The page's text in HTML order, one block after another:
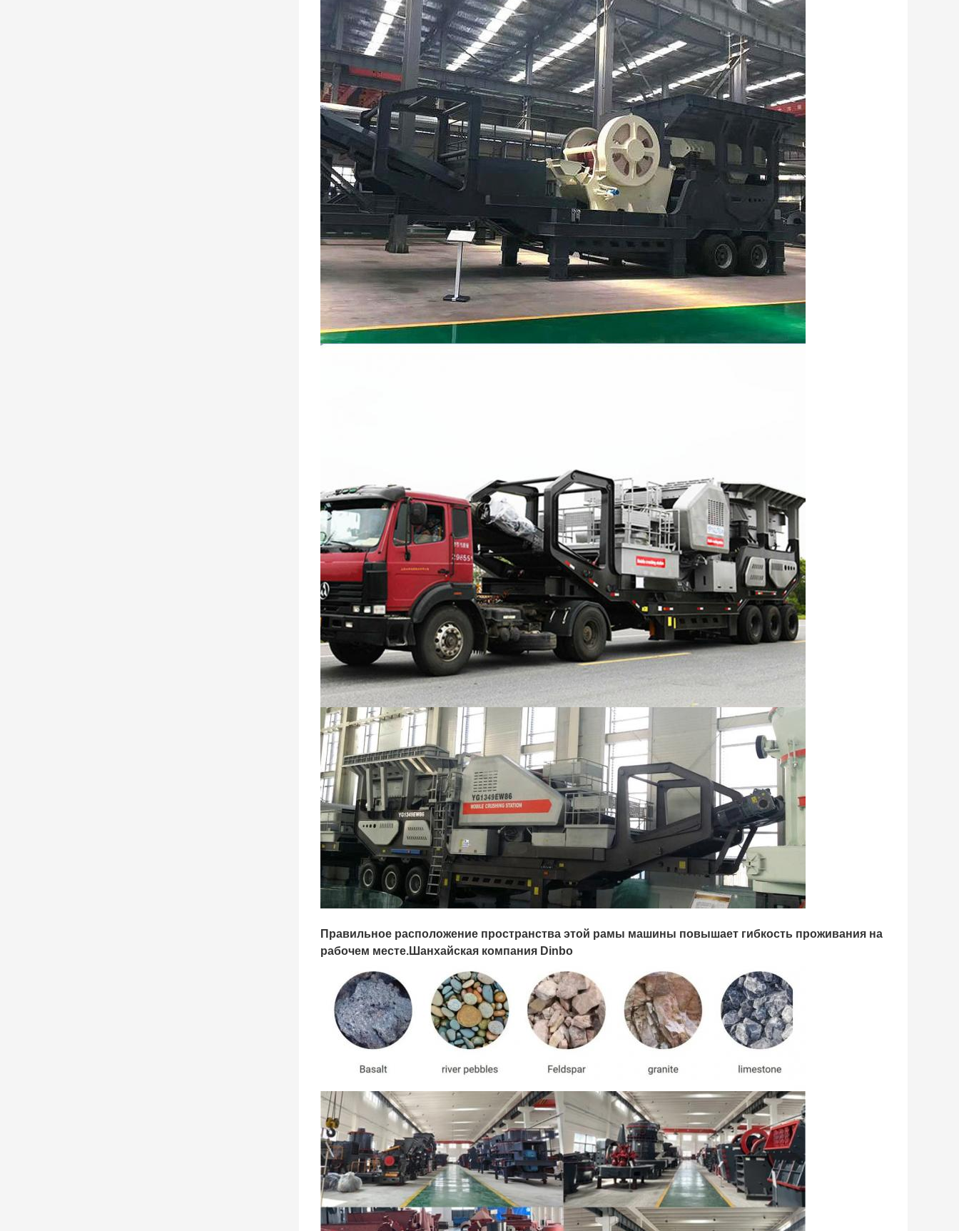
Правильное расположение пространства этой рамы машины повышает гибкость проживания на
рабочем месте.Шанхайская компания Dinbo